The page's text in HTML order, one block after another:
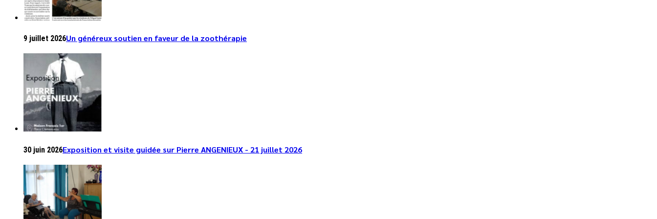
9 juillet 2026Un généreux soutien en faveur de la zoothérapie
30 juin 2026Exposition et visite guidée sur Pierre ANGENIEUX - 21 juillet 2026